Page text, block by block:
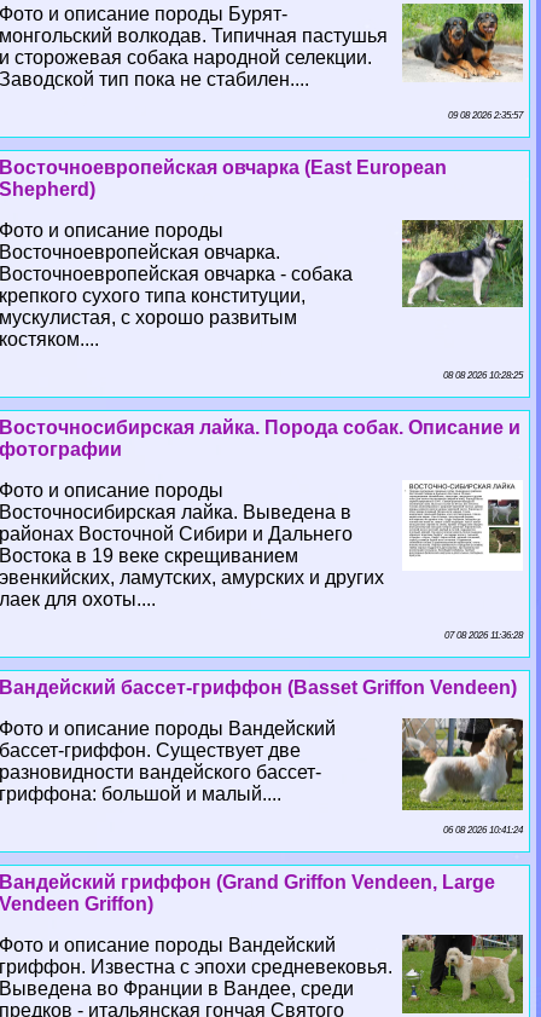
Фото и описание породы Бурят-
монгольский волкодав. Типичная пастушья
и сторожевая собака народной селекции.
Заводской тип пока не стабилен....
09 08 2026 2:35:57
Восточноевропейская овчарка (East European
Shepherd)
Фото и описание породы
Восточноевропейская овчарка.
Восточноевропейская овчарка - собака
крепкого сухого типа конституции,
мускулистая, с хорошо развитым
костяком....
08 08 2026 10:28:25
Восточносибирская лайка. Порода собак. Описание и
фотографии
Фото и описание породы
Восточносибирская лайка. Выведена в
районах Восточной Сибири и Дальнего
Востока в 19 веке скрещиванием
эвенкийских, ламутских, амурских и других
лаек для охоты....
07 08 2026 11:36:28
Вандейский бассет-гриффон (Basset Griffon Vendeen)
Фото и описание породы Вандейский
бассет-гриффон. Существует две
разновидности вандейского бассет-
гриффона: большой и малый....
06 08 2026 10:41:24
Вандейский гриффон (Grand Griffon Vendeen, Large
Vendeen Griffon)
Фото и описание породы Вандейский
гриффон. Известна с эпохи средневековья.
Выведена во Франции в Вандее, среди
предков - итальянская гончая Святого